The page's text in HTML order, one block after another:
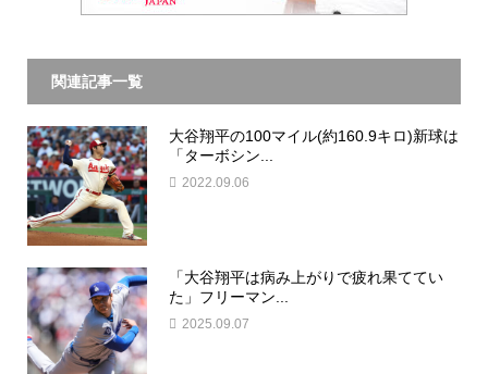
関連記事一覧
大谷翔平の100マイル(約160.9キロ)新球は
「ターボシン...
2022.09.06
「大谷翔平は病み上がりで疲れ果ててい
た」フリーマン...
2025.09.07